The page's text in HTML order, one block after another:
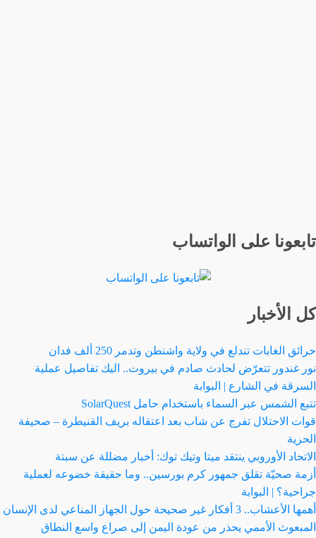
تابعونا على الواتساب
كل الأخبار
حرائق الغابات تندلع في ولاية واشنطن وتدمر 250 ألف فدان
نور غندور تتعرّض لحادث صادم في بيروت.. اليك تفاصيل عملية
السرقة في الشارع | البوابة
تتبع الشمس عبر السماء باستخدام حامل SolarQuest
قوات الاحتلال تفرج عن شاب بعد اعتقاله بريف القنيطرة – صحيفة
الحرية
الاتحاد الأوروبي ينتقد ميتا وتيك توك: أخبار مضللة عن سبتة
أزمة صحيّة تقلق جمهور كرم بورسين.. وما حقيقة خضوعه لعملية
جراحية؟ | البوابة
أهمها الأعشاب.. 3 أفكار غير صحيحة حول الجهاز المناعي لدى الإنسان
المبعوث الأممي يحذر من عودة اليمن إلى صراع واسع النطاق